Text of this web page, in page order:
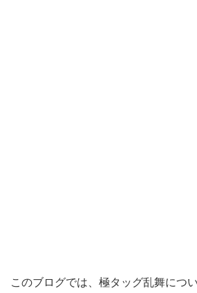
このブログでは、極タッグ乱舞につ